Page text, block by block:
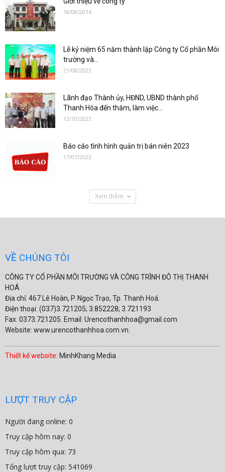
18/08/2014
Lễ kỷ niệm 65 năm thành lập Công ty Cổ phần Môi
trường và...
21/08/2023
Lãnh đạo Thành ủy, HĐND, UBND thành phố
Thanh Hóa đến thăm, làm việc...
13/10/2023
Báo cáo tình hình quản trị bán niên 2023
17/07/2023
Xem thêm
VỀ CHÚNG TÔI
CÔNG TY CỔ PHẦN MÔI TRƯỜNG VÀ CÔNG TRÌNH ĐÔ THỊ THANH
HOÁ
Địa chỉ: 467 Lê Hoàn, P. Ngọc Trạo, Tp. Thanh Hoá.
Điện thoại: (037)3.721205; 3.852228; 3.721193
Fax: 0373.721205. Email: Urencothanhhoa@gmail.com
Website: www.urencothanhhoa.com.vn.
Thiết kế website: MinhKhang Media
LƯỢT TRUY CẬP
Người đang online: 0
Truy cập hôm nay: 0
Truy cập hôm qua: 73
Tổng lượt truy cập: 541069